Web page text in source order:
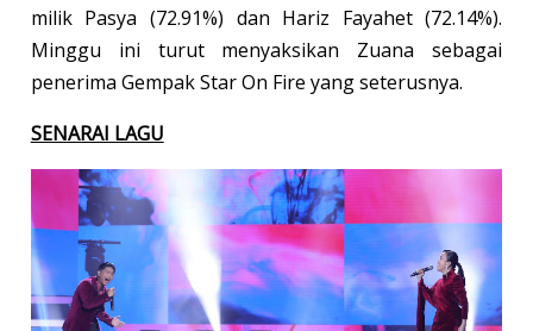
milik Pasya (72.91%) dan Hariz Fayahet (72.14%).
Minggu ini turut menyaksikan Zuana sebagai
penerima Gempak Star On Fire yang seterusnya.
SENARAI LAGU